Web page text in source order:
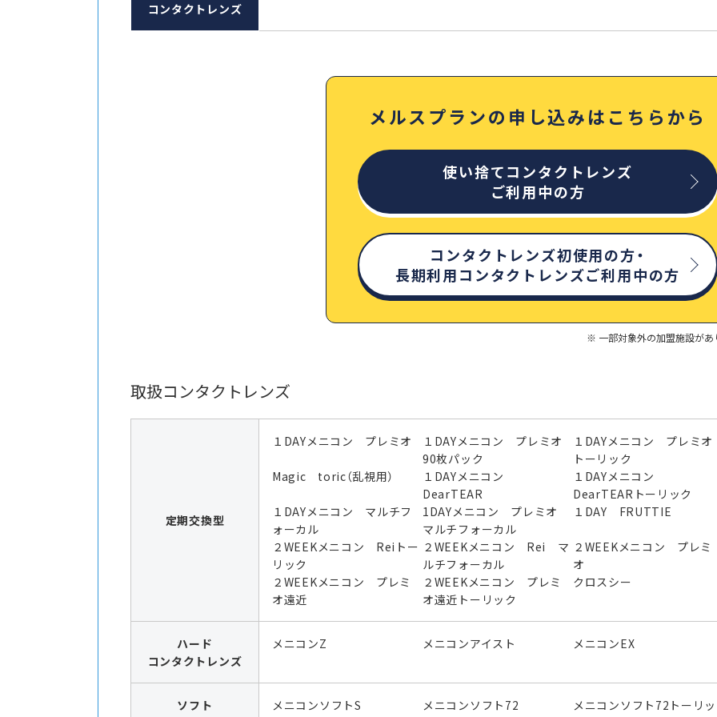
コンタクトレンズ
メルスプランの申し込みはこちらから
使い捨てコンタクトレンズ
ご利用中の方
コンタクトレンズ初使用の方・
長期利用コンタクトレンズご利用中の方
一部対象外の加盟施設があ
取扱コンタクトレンズ
定期交換型
１DAYメニコン プレミオ
１DAYメニコン プレミオ
90枚パック
１DAYメニコン プレミオ
トーリック
Magic toric（乱視用）
１DAYメニコン
DearTEAR
１DAYメニコン
DearTEARトーリック
１DAYメニコン マルチフ
ォーカル
1DAYメニコン プレミオ
マルチフォーカル
１DAY FRUTTIE
２WEEKメニコン Reiトー
リック
２WEEKメニコン Rei マ
ルチフォーカル
２WEEKメニコン プレミ
オ
２WEEKメニコン プレミ
オ遠近
２WEEKメニコン プレミ
オ遠近トーリック
クロスシー
ハード
コンタクトレンズ
メニコンZ メニコンアイスト メニコンEX
ソフト
メニコンソフトS メニコンソフト72
メニコンソフト72トーリッ